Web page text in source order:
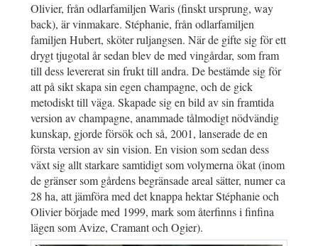
Olivier, från odlarfamiljen Waris (finskt ursprung, way
back), är vinmakare. Stéphanie, från odlarfamiljen
familjen Hubert, sköter ruljangsen. När de gifte sig för ett
drygt tjugotal år sedan blev de med vingårdar, som fram
till dess levererat sin frukt till andra. De bestämde sig för
att på sikt skapa sin egen champagne, och de gick
metodiskt till väga. Skapade sig en bild av sin framtida
version av champagne, anammade tålmodigt nödvändig
kunskap, gjorde försök och så, 2001, lanserade de en
första version av sin vision. En vision som sedan dess
växt sig allt starkare samtidigt som volymerna ökat (inom
de gränser som gårdens begränsade areal sätter, numer ca
28 ha, att jämföra med det knappa hektar Stéphanie och
Olivier började med 1999, mark som återfinns i finfina
lägen som Avize, Cramant och Ogier).